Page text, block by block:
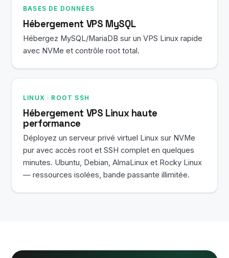
BASES DE DONNÉES
Hébergement VPS MySQL
Hébergez MySQL/MariaDB sur un VPS Linux rapide
avec NVMe et contrôle root total.
LINUX · ROOT SSH
Hébergement VPS Linux haute
performance
Déployez un serveur privé virtuel Linux sur NVMe
pur avec accès root et SSH complet en quelques
minutes. Ubuntu, Debian, AlmaLinux et Rocky Linux
— ressources isolées, bande passante illimitée.